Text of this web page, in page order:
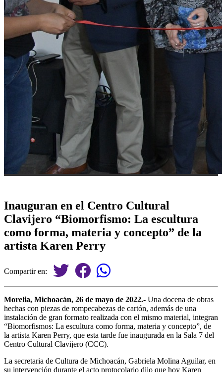
Inauguran en el Centro Cultural
Clavijero “Biomorfismo: La escultura
como forma, materia y concepto” de la
artista Karen Perry
Compartir en:
Morelia, Michoacán, 26 de mayo de 2022.- Una docena de obras
hechas con piezas de rompecabezas de cartón, además de una
instalación de gran formato realizada con el mismo material, integran
“Biomorfismos: La escultura como forma, materia y concepto”, de
la artista Karen Perry, que esta tarde fue inaugurada en la Sala 7 del
Centro Cultural Clavijero (CCC).
La secretaria de Cultura de Michoacán, Gabriela Molina Aguilar, en
su intervención durante el acto protocolario dijo que hoy Karen